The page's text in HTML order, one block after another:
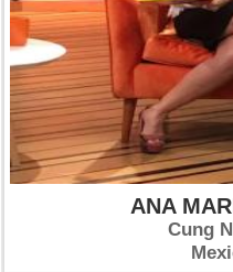
ANA
Cung